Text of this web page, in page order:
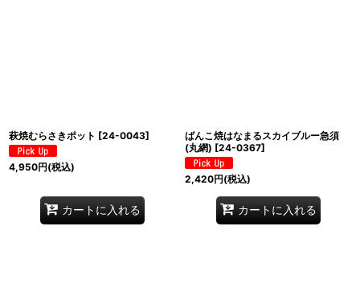
萩焼むらさきポット [24-0043]
4,950円(税込)
カートに入れる
ばんこ焼はなまるスカイブルー急須
(丸網) [24-0367]
2,420円(税込)
カートに入れる